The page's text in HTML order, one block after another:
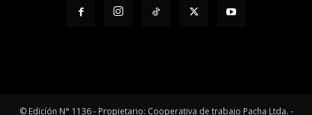
© Edicíón N° 1136 - Propietario: Cooperativa de trabajo Pacha Ltda. -